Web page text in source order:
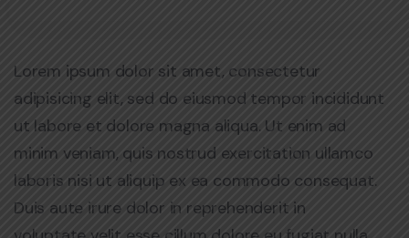
Lorem ipsum dolor sit amet, consectetur
adipisicing elit, sed do eiusmod tempor incididunt
ut labore et dolore magna aliqua. Ut enim ad
minim veniam, quis nostrud exercitation ullamco
laboris nisi ut aliquip ex ea commodo consequat.
Duis aute irure dolor in reprehenderit in